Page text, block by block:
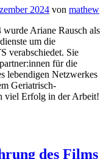
2024 von mathew
Ariane Rausch als
um die
verabschiedet. Sie
für die
lebendigen Netzwerkes
Geriatrisch-
viel Erfolg in der Arbeit!
des Films